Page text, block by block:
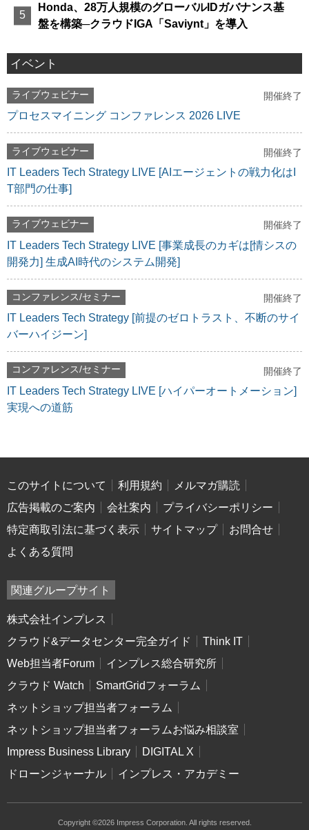
Honda、28万人規模のグローバルIDガバナンス基
盤を構築─クラウドIGA「Saviynt」を導入
イベント
ライブウェビナー 開催終了
プロセスマイニング コンファレンス 2026 LIVE
ライブウェビナー 開催終了
IT Leaders Tech Strategy LIVE [AIエージェントの戦力化はI
T部門の仕事]
ライブウェビナー 開催終了
IT Leaders Tech Strategy LIVE [事業成長のカギは[情シスの
開発力] 生成AI時代のシステム開発]
コンファレンス/セミナー 開催終了
IT Leaders Tech Strategy [前提のゼロトラスト、不断のサイ
バーハイジーン]
コンファレンス/セミナー 開催終了
IT Leaders Tech Strategy LIVE [ハイパーオートメーション]
実現への道筋
このサイトについて 利用規約
メルマガ購読
広告掲載のご案内
会社案内
プライバシーポリシー
特定商取引法に基づく表示
サイトマップ
お問合せ
よくある質問
関連グループサイト
株式会社インプレス
クラウド&データセンター完全ガイド
Think IT
Web担当者Forum
インプレス総合研究所
クラウド Watch
SmartGridフォーラム
ネットショップ担当者フォーラム
ネットショップ担当者フォーラムお悩み相談室
Impress Business Library
DIGITAL X
ドローンジャーナル
インプレス・アカデミー
Copyright ©2026 Impress Corporation. All rights reserved.